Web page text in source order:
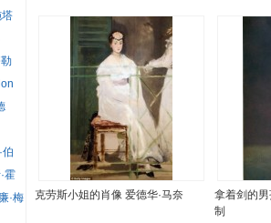
克劳斯小姐的肖像 爱德华·马奈
拿着剑的
制
塔
伯
霍
·梅